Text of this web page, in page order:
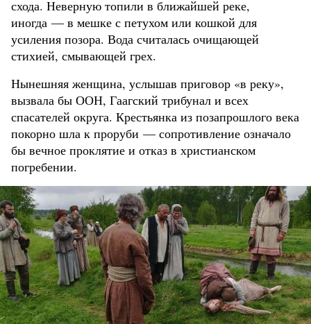
схода. Неверную топили в ближайшей реке,
иногда — в мешке с петухом или кошкой для
усиления позора. Вода считалась очищающей
стихией, смывающей грех.
Нынешняя женщина, услышав приговор «в реку»,
вызвала бы ООН, Гаагский трибунал и всех
спасателей округа. Крестьянка из позапрошлого века
покорно шла к проруби — сопротивление означало
бы вечное проклятие и отказ в христианском
погребении.